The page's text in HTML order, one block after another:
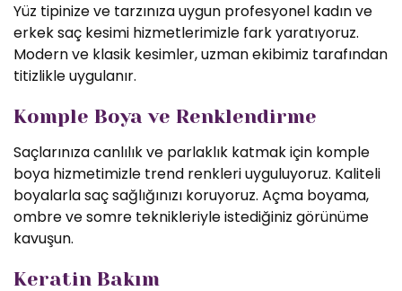
Yüz tipinize ve tarzınıza uygun profesyonel kadın ve
erkek saç kesimi hizmetlerimizle fark yaratıyoruz.
Modern ve klasik kesimler, uzman ekibimiz tarafından
titizlikle uygulanır.
Komple Boya ve Renklendirme
Saçlarınıza canlılık ve parlaklık katmak için komple
boya hizmetimizle trend renkleri uyguluyoruz. Kaliteli
boyalarla saç sağlığınızı koruyoruz. Açma boyama,
ombre ve somre teknikleriyle istediğiniz görünüme
kavuşun.
Keratin Bakım